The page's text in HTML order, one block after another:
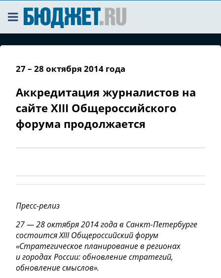
27 – 28 октября 2014 года
Аккредитация журналистов на
сайте XIII Общероссийского
форума продолжается
Пресс-релиз
27 — 28 октября 2014 года в Санкт-Петербурге
состоится ХIII Общероссийский форум
«Стратегическое планирование в регионах
и городах России: обновление стратегий,
обновление смыслов».